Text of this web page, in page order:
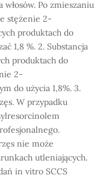
Po zmieszaniu
stężenie 2-
produktach do
1,8 %. 2. Substancja
produktach do
2-
do użycia 1,8%. 3.
W przypadku
nie może
utleniających.
in vitro SCCS